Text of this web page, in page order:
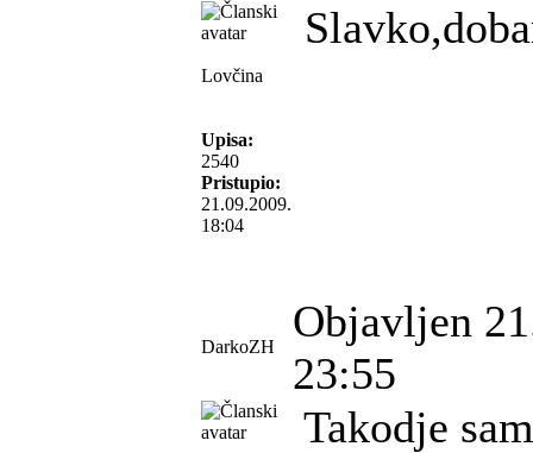
Lovčina
Upisa:
2540
Pristupio:
21.09.2009.
18:04
DarkoZH
Objavljen
23:55
Takodje